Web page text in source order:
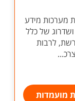
מערכות מידע
של כלל
לרבות
מועמדות